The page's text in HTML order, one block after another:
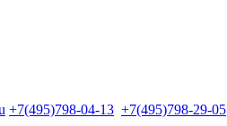
+7(495)798-04-13 +7(495)798-29-05